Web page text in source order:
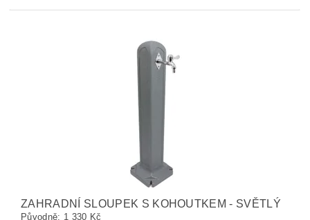
ZAHRADNÍ SLOUPEK S KOHOUTKEM - SVĚTLÝ
Původně: 1 330 Kč